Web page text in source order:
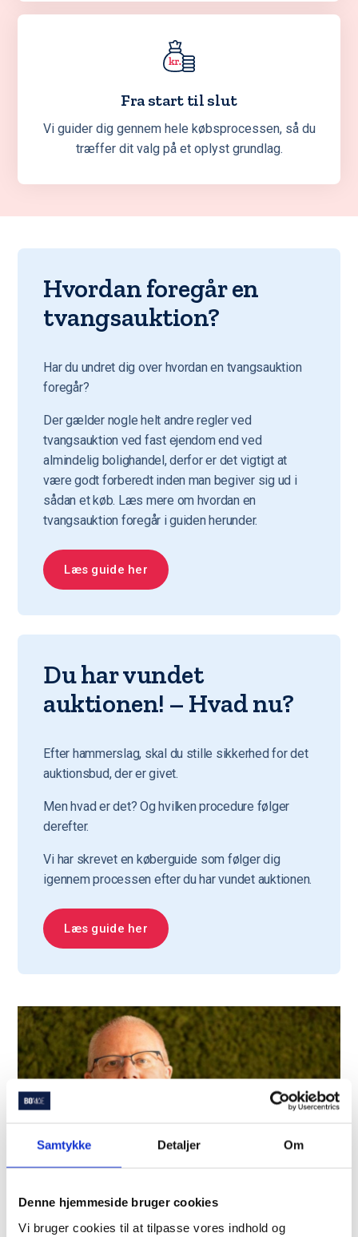
Samtykke Detaljer Om
Denne hjemmeside bruger cookies
Vi bruger cookies til at tilpasse vores indhold og
Fra start til slut
Vi guider dig gennem hele købsprocessen, så du
træffer dit valg på et oplyst grundlag.
Hvordan foregår en
tvangsauktion?
Har du undret dig over hvordan en tvangsauktion
foregår?
Der gælder nogle helt andre regler ved
tvangsauktion ved fast ejendom end ved
almindelig bolighandel, derfor er det vigtigt at
være godt forberedt inden man begiver sig ud i
sådan et køb. Læs mere om hvordan en
tvangsauktion foregår i guiden herunder.
Læs guide her
Du har vundet
auktionen! – Hvad nu?
Efter hammerslag, skal du stille sikkerhed for det
auktionsbud, der er givet.
Men hvad er det? Og hvilken procedure følger
derefter.
Vi har skrevet en køberguide som følger dig
igennem processen efter du har vundet auktionen.
Læs guide her